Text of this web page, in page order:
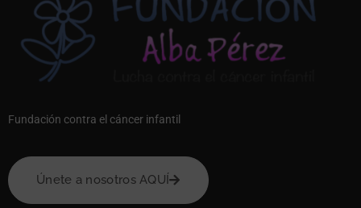
Fundación contra el cáncer infantil
Únete a nosotros AQUÍ